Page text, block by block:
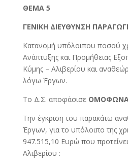
ΘΕΜΑ 5
ΓΕΝΙΚΗ ΔΙΕΥΘΥΝΣΗ
Κατανομή υπόλοιπου ποσού
Ανάπτυξης και Προμήθειας
Κύμης – Αλιβερίου και
λόγω Έργων.
Το Δ.Σ. αποφάσισε
Την έγκριση του παρακάτω
Έργων, για το υπόλοιπο της
947.515,10 Ευρώ που
Αλιβερίου :